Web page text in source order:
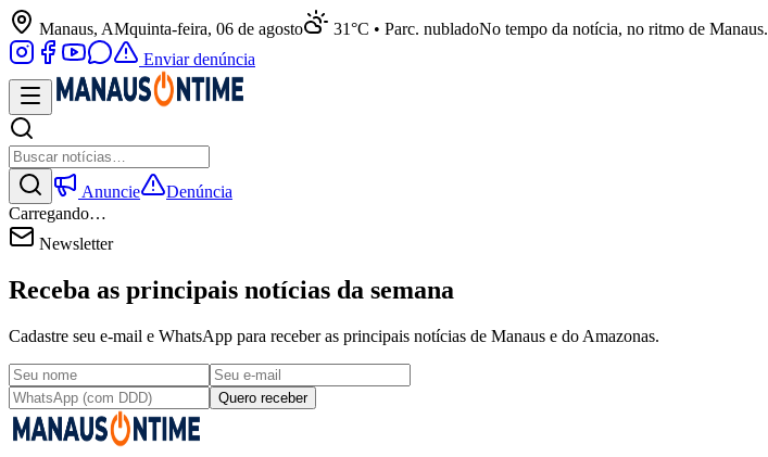
Manaus, AMquinta-feira, 06 de agosto 31°C • Parc. nubladoNo tempo da notícia, no ritmo de Manaus.
Enviar denúncia
Anuncie
Denúncia
Carregando…
Newsletter
Receba as principais notícias da semana
Cadastre seu e-mail e WhatsApp para receber as principais notícias de Manaus e do Amazonas.
Quero receber